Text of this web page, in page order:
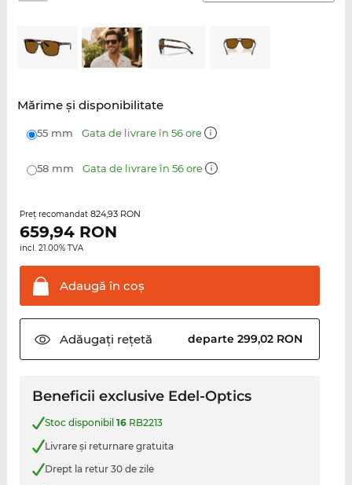
Mărime şi disponibilitate
55 mm Gata de livrare în 56 ore
58 mm Gata de livrare în 56 ore
Preţ recomandat 824,93 RON
659,94RON
incl. 21.00% TVA
Adaugă în coş
Adăugați rețetă departe 299,02 RON
Beneficii exclusive Edel-Optics
Stoc disponibil 16RB2213
Livrare şi returnare gratuita
Drept la retur 30 de zile